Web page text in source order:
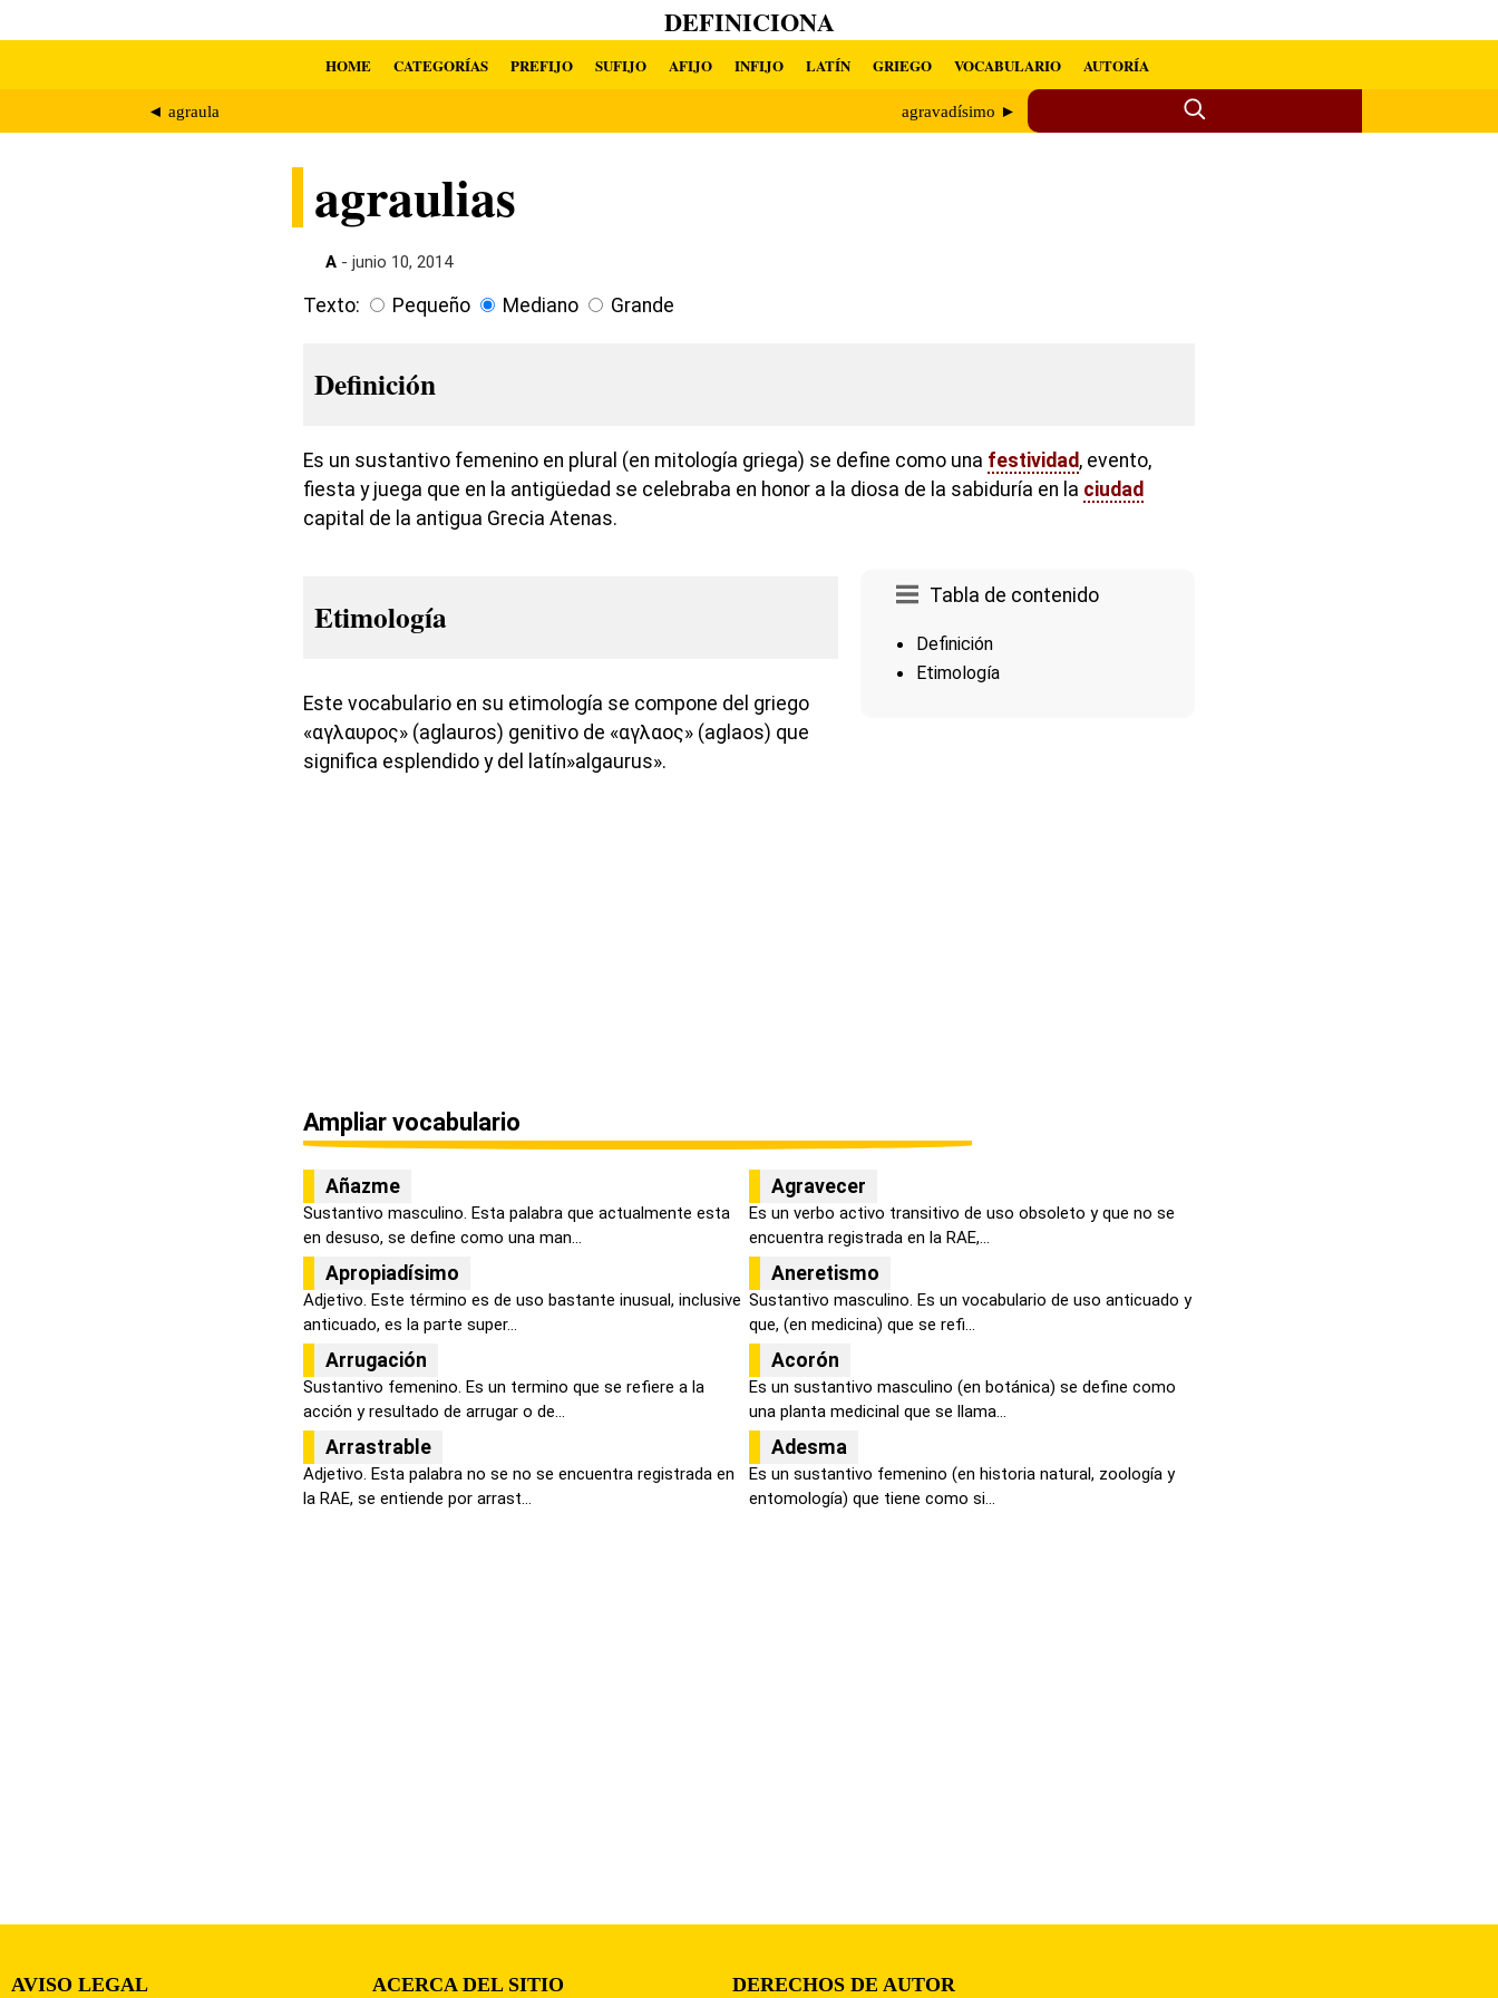
DEFINICIONA
HOME CATEGORÍAS PREFIJO SUFIJO AFIJO INFIJO LATÍN GRIEGO VOCABULARIO AUTORÍA
◄ agraula agravadísimo ►
agraulias
A - junio 10, 2014
Texto: Pequeño Mediano Grande
Definición
Es un sustantivo femenino en plural (en mitología griega) se define como una festividad , evento,
fiesta y juega que en la antigüedad se celebraba en honor a la diosa de la sabiduría en la ciudad
capital de la antigua Grecia Atenas.
Tabla de contenido
Definición
Etimología
Etimología
Este vocabulario en su etimología se compone del griego
«αγλαυρος» (aglauros) genitivo de «αγλαος» (aglaos) que
significa esplendido y del latín»algaurus».
Ampliar vocabulario
Añazme
Sustantivo masculino. Esta palabra que actualmente esta
en desuso, se define como una man...
Agravecer
Es un verbo activo transitivo de uso obsoleto y que no se
encuentra registrada en la RAE,...
Apropiadísimo
Adjetivo. Este término es de uso bastante inusual, inclusive
anticuado, es la parte super...
Aneretismo
Sustantivo masculino. Es un vocabulario de uso anticuado y
que, (en medicina) que se refi...
Arrugación
Sustantivo femenino. Es un termino que se refiere a la
acción y resultado de arrugar o de...
Acorón
Es un sustantivo masculino (en botánica) se define como
una planta medicinal que se llama...
Arrastrable
Adjetivo. Esta palabra no se no se encuentra registrada en
la RAE, se entiende por arrast...
Adesma
Es un sustantivo femenino (en historia natural, zoología y
entomología) que tiene como si...
AVISO LEGAL ACERCA DEL SITIO DERECHOS DE AUTOR